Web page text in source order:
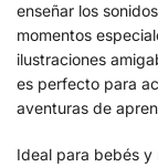
enseñar los
momentos
ilustraciones
es perfecto para
aventuras de
Ideal para bebés y